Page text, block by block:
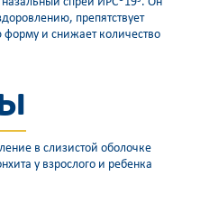
препятствует
форму и снижает количество
в слизистой оболочке
у взрослого и ребенка